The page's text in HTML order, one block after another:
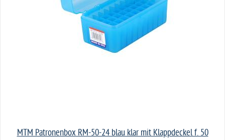
MTM Patronenbox RM-50-24 blau klar mit Klappdeckel f. 50